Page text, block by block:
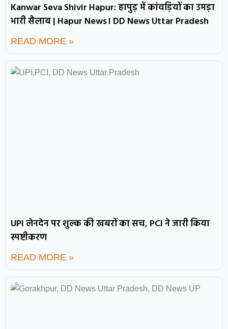
Kanwar Seva Shivir Hapur: हापुड़ में कांवड़ियों का उमड़ा
भारी सैलाब | Hapur News। DD News Uttar Pradesh
READ MORE »
UPI लेनदेन पर शुल्क की खबरों का सच, PCI ने जारी किया
स्पष्टीकरण
READ MORE »